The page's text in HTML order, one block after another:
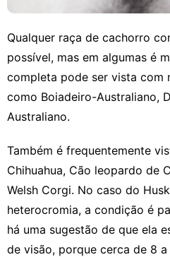
Qualquer raça de cachorro
possível, mas em algumas é
completa pode ser vista com
como Boiadeiro-Australiano,
Australiano.
Também é frequentemente
Chihuahua, Cão leopardo de
Welsh Corgi. No caso do
heterocromia, a condição é
há uma sugestão de que ela
de visão, porque cerca de 8